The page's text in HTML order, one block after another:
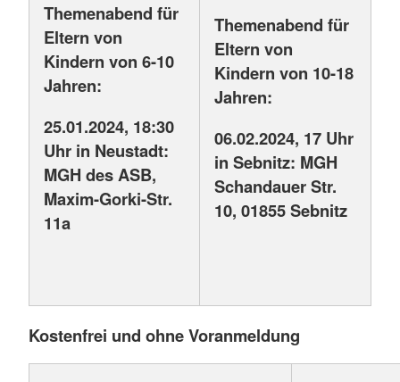
Themenabend für
Eltern von
Kindern von 6-10
Jahren:
25.01.2024, 18:30
Uhr in Neustadt:
MGH des ASB,
Maxim-Gorki-Str.
11a
Themenabend für
Eltern von
Kindern von 10-18
Jahren:
06.02.2024, 17 Uhr
in Sebnitz: MGH
Schandauer Str.
10, 01855 Sebnitz
Kostenfrei und ohne Voranmeldung